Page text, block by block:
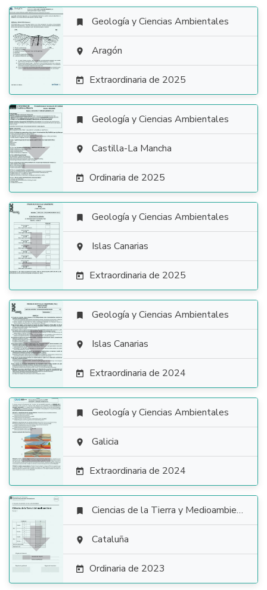

 Geología y Ciencias Ambientales
 Aragón
 Extraordinaria de 2025

 Geología y Ciencias Ambientales
 Castilla-La Mancha
 Ordinaria de 2025

 Geología y Ciencias Ambientales
 Islas Canarias
 Extraordinaria de 2025

 Geología y Ciencias Ambientales
 Islas Canarias
 Extraordinaria de 2024

 Geología y Ciencias Ambientales
 Galicia
 Extraordinaria de 2024

 Ciencias de la Tierra y Medioambientales
 Cataluña
 Ordinaria de 2023